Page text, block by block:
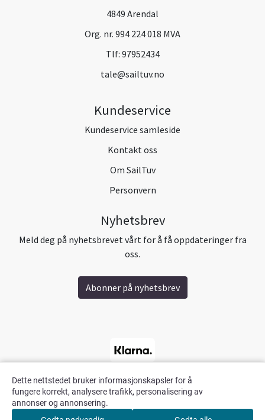
Dette nettstedet bruker informasjonskapsler for å
fungere korrekt, analysere trafikk, personalisering av
annonser og annonsering.
4849 Arendal
Org. nr. 994 224 018 MVA
Tlf: 97952434
tale@sailtuv.no
Kundeservice
Kundeservice samleside
Kontakt oss
Om SailTuv
Personvern
Nyhetsbrev
Meld deg på nyhetsbrevet vårt for å få oppdateringer fra
oss.
Abonner på nyhetsbrev